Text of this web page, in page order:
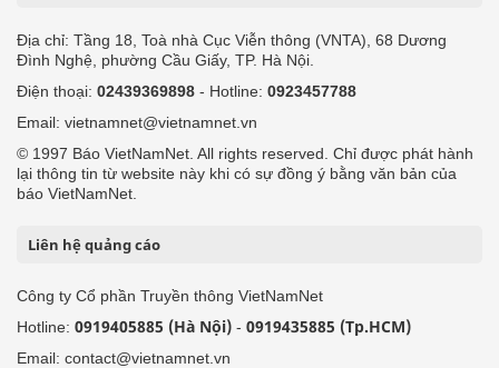
Địa chỉ: Tầng 18, Toà nhà Cục Viễn thông (VNTA), 68 Dương
Đình Nghệ, phường Cầu Giấy, TP. Hà Nội.
Điện thoại: 02439369898 - Hotline: 0923457788
Email: vietnamnet@vietnamnet.vn
© 1997 Báo VietNamNet. All rights reserved. Chỉ được phát hành
lại thông tin từ website này khi có sự đồng ý bằng văn bản của
báo VietNamNet.
Liên hệ quảng cáo
Công ty Cổ phần Truyền thông VietNamNet
Hotline: 0919405885 (Hà Nội) - 0919435885 (Tp.HCM)
Email: contact@vietnamnet.vn